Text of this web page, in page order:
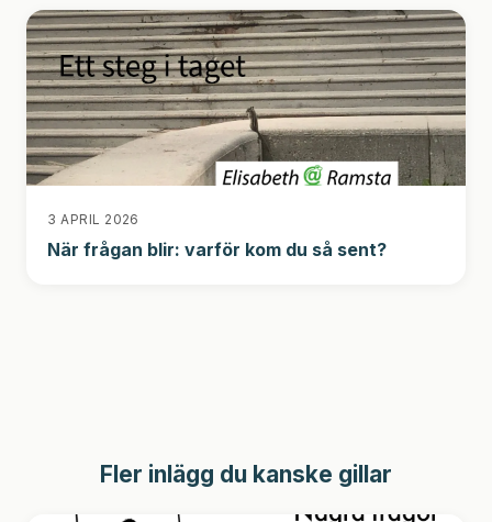
3 APRIL 2026
När frågan blir: varför kom du så sent?
Fler inlägg du kanske gillar